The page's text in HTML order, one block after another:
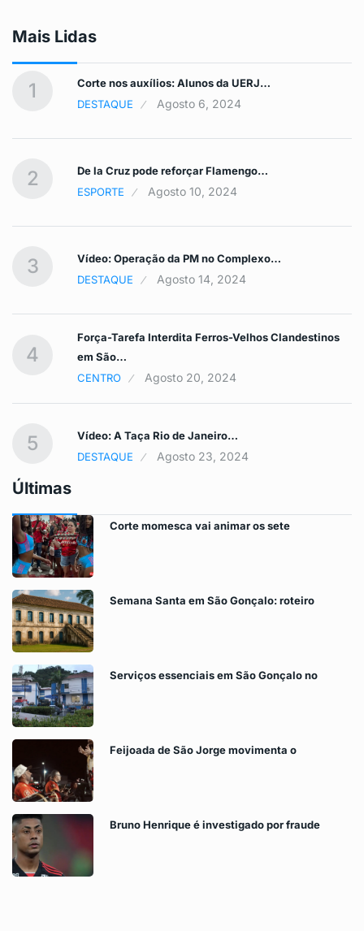
Mais Lidas
1
Corte nos auxílios: Alunos da UERJ…
DESTAQUE
Agosto 6, 2024
2
De la Cruz pode reforçar Flamengo…
ESPORTE
Agosto 10, 2024
3
Vídeo: Operação da PM no Complexo…
DESTAQUE
Agosto 14, 2024
4
Força-Tarefa Interdita Ferros-Velhos Clandestinos
em São…
CENTRO
Agosto 20, 2024
5
Vídeo: A Taça Rio de Janeiro…
DESTAQUE
Agosto 23, 2024
Últimas
Corte momesca vai animar os sete
Semana Santa em São Gonçalo: roteiro
Serviços essenciais em São Gonçalo no
Feijoada de São Jorge movimenta o
Bruno Henrique é investigado por fraude